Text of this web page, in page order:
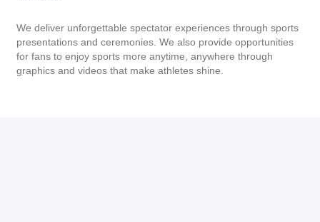
We deliver unforgettable spectator experiences through sports
presentations and ceremonies. We also provide opportunities
for fans to enjoy sports more anytime, anywhere through
graphics and videos that make athletes shine.